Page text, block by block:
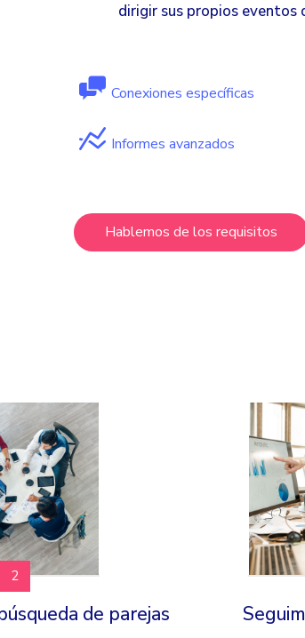
dirigir sus propios eventos
Conexiones específicas
Informes avanzados
Hablemos de los requisitos
2
de parejas